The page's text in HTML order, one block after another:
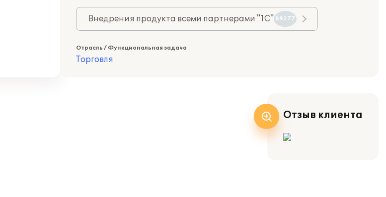
Внедрения продукта всеми партнерами "1С" 89277
Отрасль / Функциональная задача
Торговля
Отзыв клиента